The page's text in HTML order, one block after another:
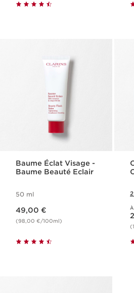
Baume Éclat Visage -
Baume Beauté Eclair
50 ml
49,00 €
(98,00 €/100ml)
Nouveau prix 20,00 €